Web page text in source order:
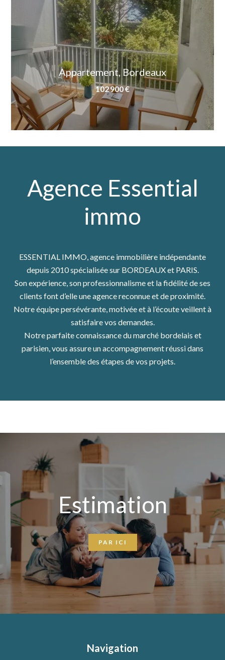
Appartement, Bordeaux
102 900 €
Agence Essential
immo
ESSENTIAL IMMO, agence immobilière indépendante
depuis 2010 spécialisée sur BORDEAUX et PARIS.
Son expérience, son professionnalisme et la fidélité de ses
clients font d’elle une agence reconnue et de proximité.
Notre équipe persévérante, motivée et à l’écoute veillent à
satisfaire vos demandes.
Notre parfaite connaissance du marché bordelais et
parisien, vous assure un accompagnement réussi dans
l’ensemble des étapes de vos projets.
Estimation
PAR ICI
Navigation